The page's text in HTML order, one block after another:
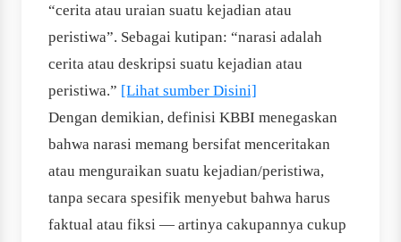
“cerita atau uraian suatu kejadian atau
peristiwa”. Sebagai kutipan: “narasi adalah
cerita atau deskripsi suatu kejadian atau
peristiwa.” [Lihat sumber Disini]
Dengan demikian, definisi KBBI menegaskan
bahwa narasi memang bersifat menceritakan
atau menguraikan suatu kejadian/peristiwa,
tanpa secara spesifik menyebut bahwa harus
faktual atau fiksi — artinya cakupannya cukup